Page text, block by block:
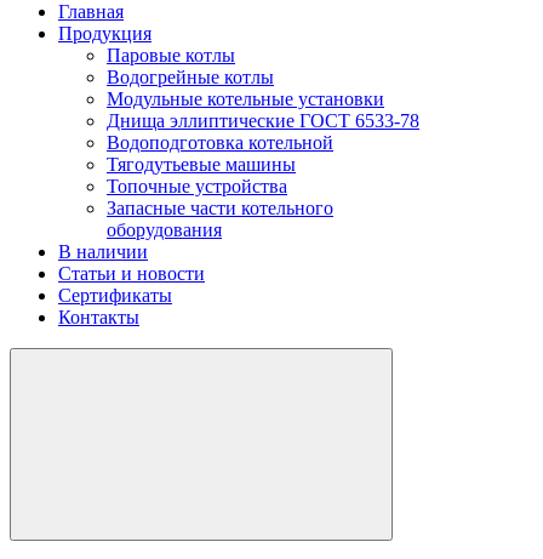
Главная
Продукция
Паровые котлы
Водогрейные котлы
Модульные котельные установки
Днища эллиптические ГОСТ 6533-78
Водоподготовка котельной
Тягодутьевые машины
Топочные устройства
Запасные части котельного
оборудования
В наличии
Статьи и новости
Сертификаты
Контакты